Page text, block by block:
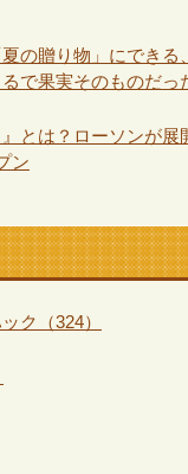
の贈り物」にできる
で果実そのものだっ
』とは？ローソンが
ン
ク（324）